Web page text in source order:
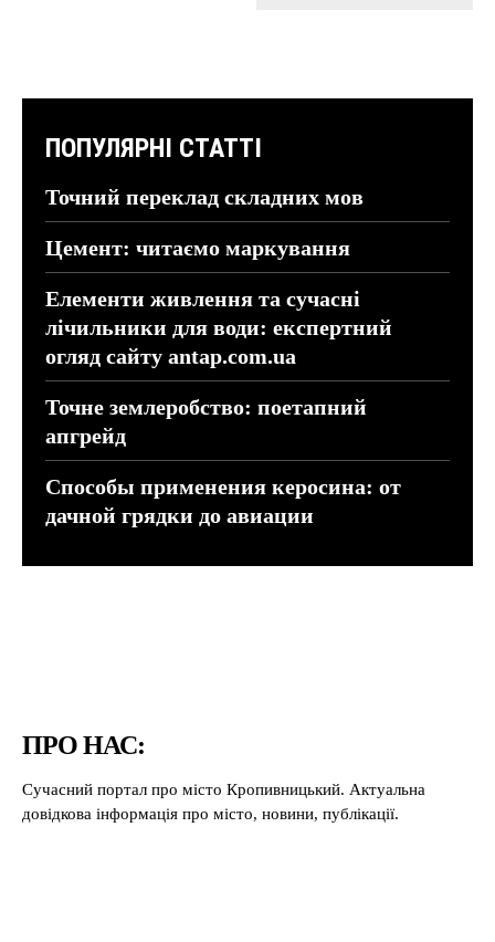
ПОПУЛЯРНІ СТАТТІ
Точний переклад складних мов
Цемент: читаємо маркування
Елементи живлення та сучасні
лічильники для води: експертний
огляд сайту antap.com.ua
Точне землеробство: поетапний
апгрейд
Способы применения керосина: от
дачной грядки до авиации
ПРО НАС:
Сучасний портал про місто Кропивницький. Актуальна
довідкова інформація про місто, новини, публікації.